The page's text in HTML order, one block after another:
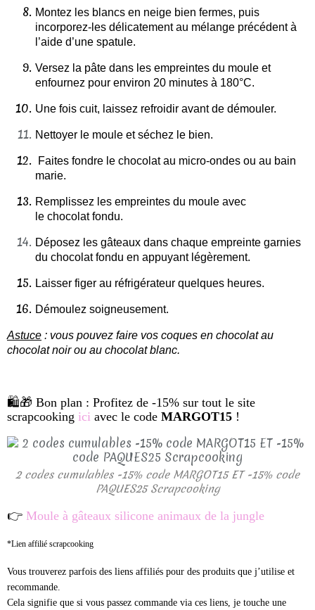
Montez les blancs en neige bien fermes, puis
incorporez-les délicatement au mélange précédent à
l’aide d’une spatule.
Versez la pâte dans les empreintes du moule et
enfournez pour environ 20 minutes à 180°C.
Une fois cuit, laissez refroidir avant de démouler.
Nettoyer le moule et séchez le bien.
Faites fondre le chocolat au micro-ondes ou au bain
marie.
Remplissez les empreintes du moule avec
le chocolat fondu.
Déposez les gâteaux dans chaque empreinte garnies
du chocolat fondu en appuyant légèrement.
Laisser figer au réfrigérateur quelques heures.
Démoulez soigneusement.
Astuce : vous pouvez faire vos coques en chocolat au
chocolat noir ou au chocolat blanc.
🛍🎁 Bon plan : Profitez de -15% sur tout le site
scrapcooking ici avec le code MARGOT15 !
2 codes cumulables -15% code MARGOT15 ET -15% code
PAQUES25 Scrapcooking
👉 Moule à gâteaux silicone animaux de la jungle
*Lien affilié scrapcooking
Vous trouverez parfois des liens affiliés pour des produits que j’utilise et
recommande.
Cela signifie que si vous passez commande via ces liens, je touche une